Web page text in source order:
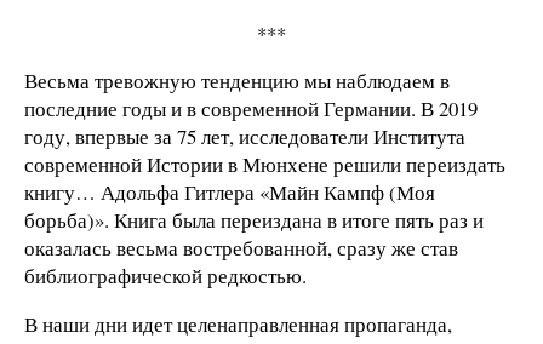
***
Весьма тревожную тенденцию мы наблюдаем в
последние годы и в современной Германии. В 2019
году, впервые за 75 лет, исследователи Института
современной Истории в Мюнхене решили переиздать
книгу… Адольфа Гитлера «Майн Кампф (Моя
борьба)». Книга была переиздана в итоге пять раз и
оказалась весьма востребованной, сразу же став
библиографической редкостью.
В наши дни идет целенаправленная пропаганда,